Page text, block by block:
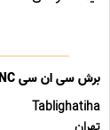
برش سی ان سی CNC ارزان
Tablighatiha